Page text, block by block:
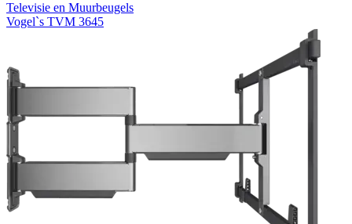
Televisie en Muurbeugels
Vogel`s TVM 3645